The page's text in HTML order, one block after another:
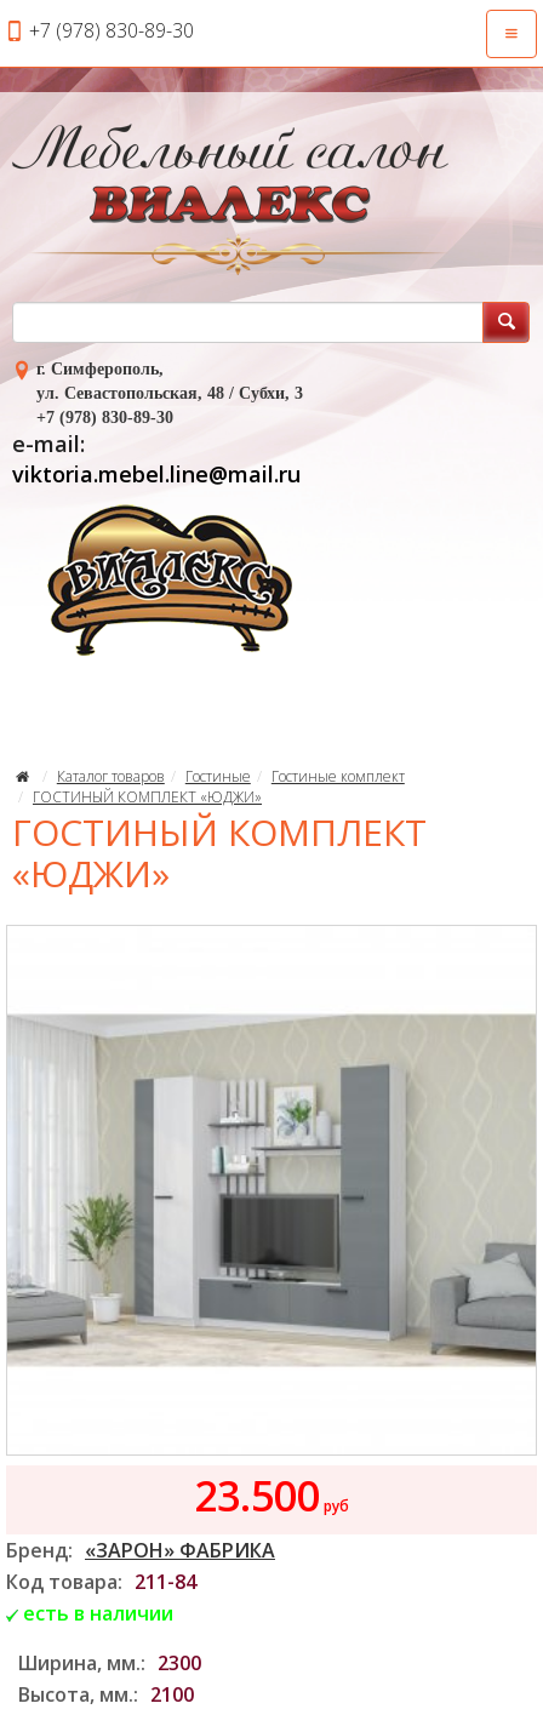
+7 (978) 830-89-30
г. Симферополь,
ул. Севастопольская, 48 / Субхи, 3
+7 (978) 830-89-30
e-mail:
viktoria.mebel.line@mail.ru
Каталог товаров Гостиные
Гостиные комплект
ГОСТИНЫЙ КОМПЛЕКТ «ЮДЖИ»
ГОСТИНЫЙ КОМПЛЕКТ
«ЮДЖИ»
23.500 руб
Бренд: «ЗАРОН» ФАБРИКА
Код товара: 211-84
есть в наличии
Ширина, мм.: 2300
Высота, мм.: 2100